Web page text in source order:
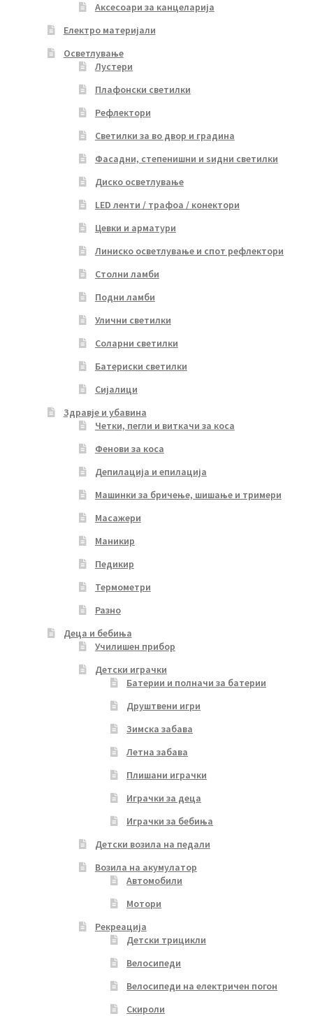
Аксесоари за канцеларија
Електро материјали
Осветлување
Лустери
Плафонски светилки
Рефлектори
Светилки за во двор и градина
Фасадни, степенишни и ѕидни светилки
Диско осветлување
LED ленти / трафоа / конектори
Цевки и арматури
Линиско осветлување и спот рефлектори
Столни ламби
Подни ламби
Улични светилки
Соларни светилки
Батериски светилки
Сијалици
Здравје и убавина
Четки, пегли и виткачи за коса
Фенови за коса
Депилација и епилација
Машинки за бричење, шишање и тримери
Масажери
Маникир
Педикир
Термометри
Разно
Деца и бебиња
Училишен прибор
Детски играчки
Батерии и полначи за батерии
Друштвени игри
Зимска забава
Летна забава
Плишани играчки
Играчки за деца
Играчки за бебиња
Детски возила на педали
Возила на акумулатор
Автомобили
Мотори
Рекреација
Детски трицикли
Велосипеди
Велосипеди на електричен погон
Скироли